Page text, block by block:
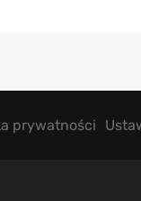
prywatności